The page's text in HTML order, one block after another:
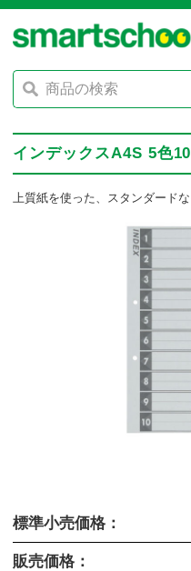
インデックスA4S 5色
上質紙を使った、スタンダード
標準小売価格：
販売価格：